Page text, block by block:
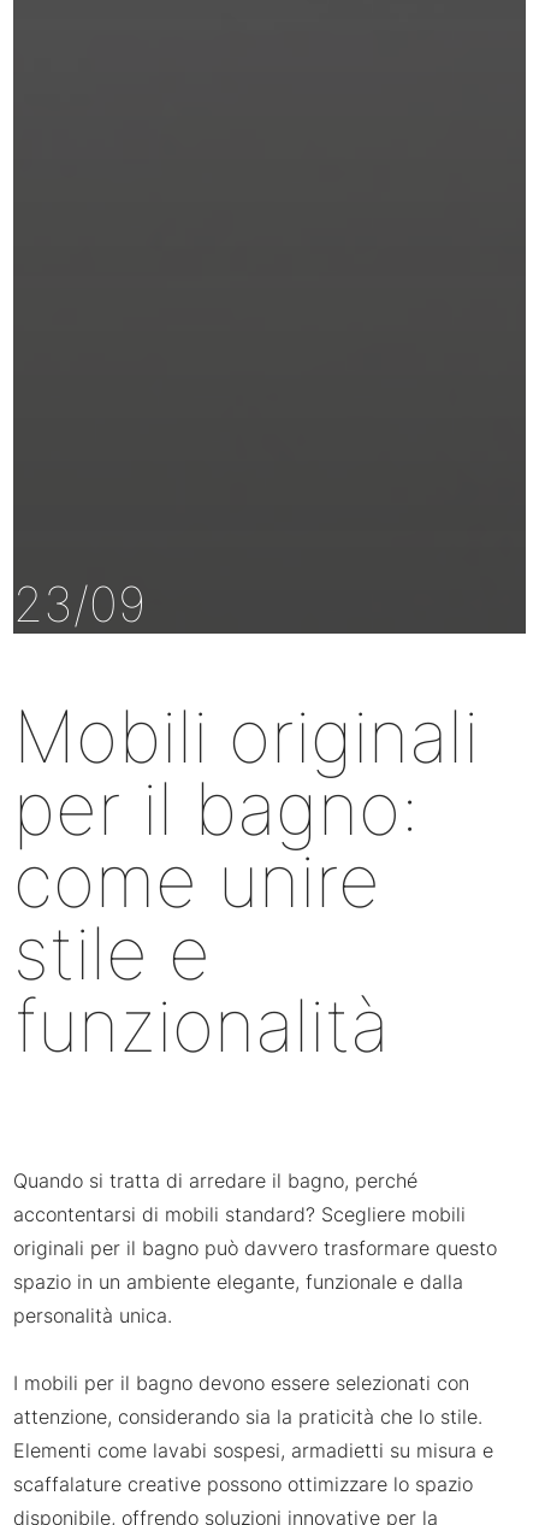
23/09
Mobili originali
per il bagno:
come unire
stile e
funzionalità
Quando si tratta di arredare il bagno, perché
accontentarsi di mobili standard? Scegliere mobili
originali per il bagno può davvero trasformare questo
spazio in un ambiente elegante, funzionale e dalla
personalità unica.
I mobili per il bagno devono essere selezionati con
attenzione, considerando sia la praticità che lo stile.
Elementi come lavabi sospesi, armadietti su misura e
scaffalature creative possono ottimizzare lo spazio
disponibile, offrendo soluzioni innovative per la